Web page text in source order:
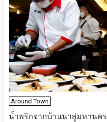
Around Town
น้ำพริกจากบ้านนาสู่มหานค